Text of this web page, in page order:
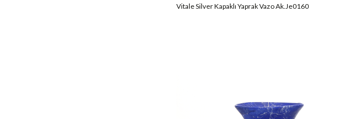
Vitale Silver Kapaklı Yaprak Vazo Ak.Je0160